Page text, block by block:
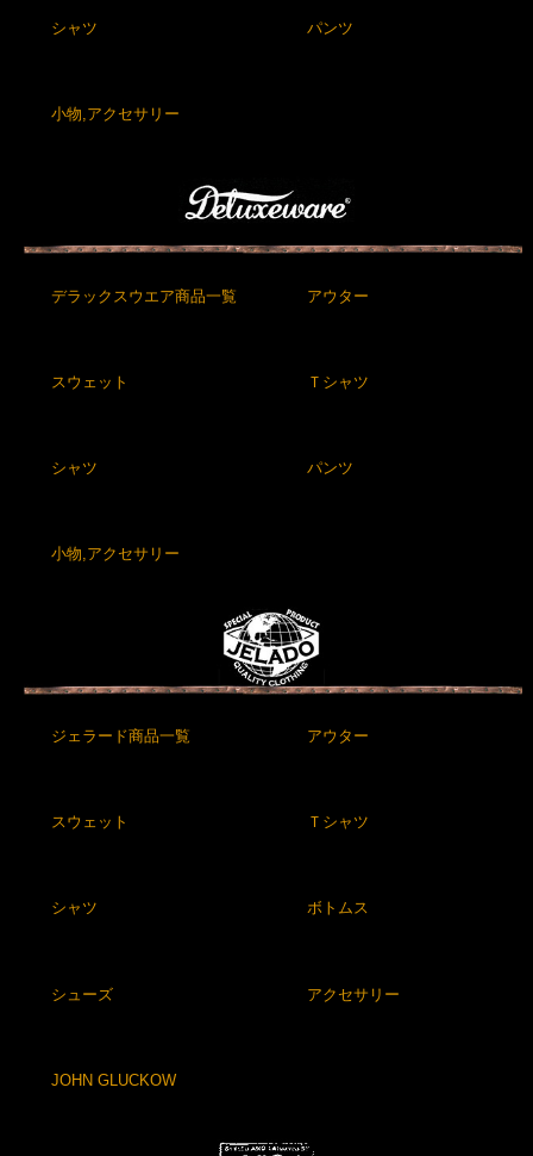
シャツ パンツ
小物,アクセサリー
デラックスウエア商品一覧 アウター
スウェット Ｔシャツ
シャツ パンツ
小物,アクセサリー
ジェラード商品一覧 アウター
スウェット Ｔシャツ
シャツ ボトムス
シューズ アクセサリー
JOHN GLUCKOW